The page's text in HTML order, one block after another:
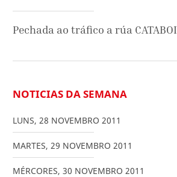
Pechada ao tráfico a rúa CATABOI
NOTICIAS DA SEMANA
LUNS, 28 NOVEMBRO 2011
MARTES, 29 NOVEMBRO 2011
MÉRCORES, 30 NOVEMBRO 2011